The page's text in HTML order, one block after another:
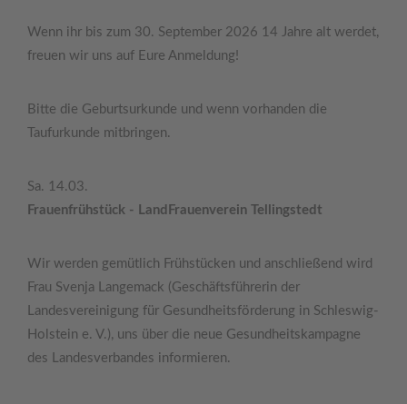
Wenn ihr bis zum 30. September 2026 14 Jahre alt werdet,
freuen wir uns auf Eure Anmeldung!
Bitte die Geburtsurkunde und wenn vorhanden die
Taufurkunde mitbringen.
Sa. 14.03.
Frauenfrühstück - LandFrauenverein Tellingstedt
Wir werden gemütlich Frühstücken und anschließend wird
Frau Svenja Langemack (Geschäftsführerin der
Landesvereinigung für Gesundheitsförderung in Schleswig-
Holstein e. V.), uns über die neue Gesundheitskampagne
des Landesverbandes informieren.